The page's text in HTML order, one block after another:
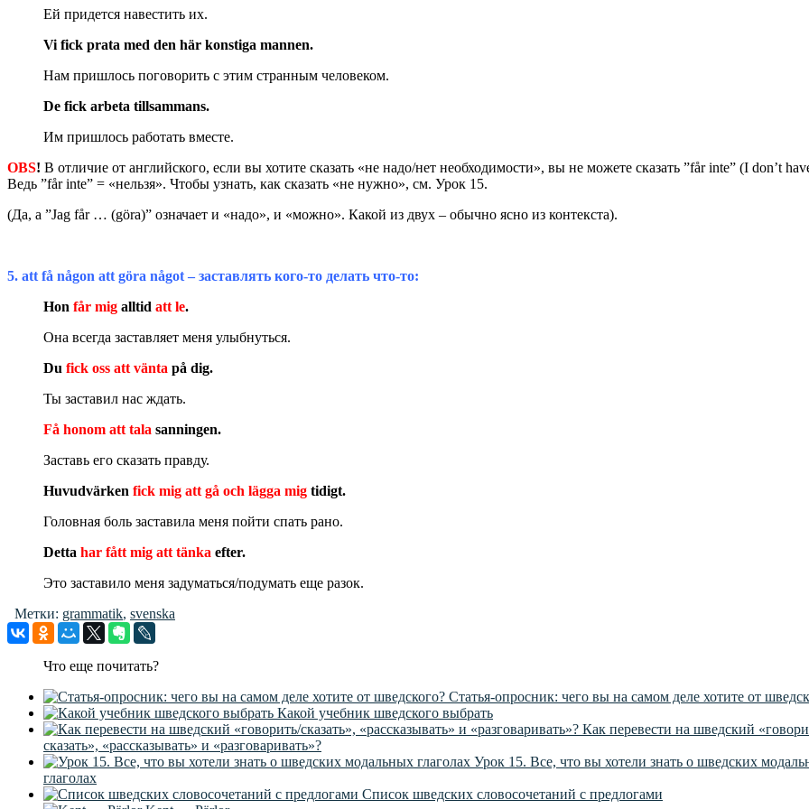
Ей придется навестить их.
Vi fick prata med den här konstiga mannen.
Нам пришлось поговорить с этим странным человеком.
De fick arbeta tillsammans.
Им пришлось работать вместе.
OBS! В отличие от английского, если вы хотите сказать «не надо/нет необходимости», вы не можете сказать ”får inte” (I don’t
Ведь ”får inte” = «нельзя». Чтобы узнать, как сказать «не нужно», см. Урок 15.
(Да, а ”Jag får … (göra)” означает и «надо», и «можно». Какой из двух – обычно ясно из контекста).
5. att få någon att göra något – заставлять кого-то делать что-то:
Hon får mig alltid att le.
Она всегда заставляет меня улыбнуться.
Du fick oss att vänta på dig.
Ты заставил нас ждать.
Få honom att tala sanningen.
Заставь его сказать правду.
Huvudvärken fick mig att gå och lägga mig tidigt.
Головная боль заставила меня пойти спать рано.
Detta har fått mig att tänka efter.
Это заставило меня задуматься/подумать еще разок.
Метки: grammatik, svenska
Что еще почитать?
Статья-опросник: чего вы на самом деле хотите от
Какой учебник шведского выбрать
Как перевести на шведский
сказать», «рассказывать» и «разговаривать»?
Урок 15. Все, что вы хотели знать о шведских
глаголах
Список шведских словосочетаний с предлогами